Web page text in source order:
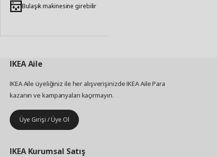
Ekle Bulaşık makinesine girebilir
IKEAAile
IKEA Aile üyeliğiniz ile her alışverişinizde IKEA Aile Para
kazanın ve kampanyaları kaçırmayın.
Üye Girişi / Üye Ol
IKEA Kurumsal Satış